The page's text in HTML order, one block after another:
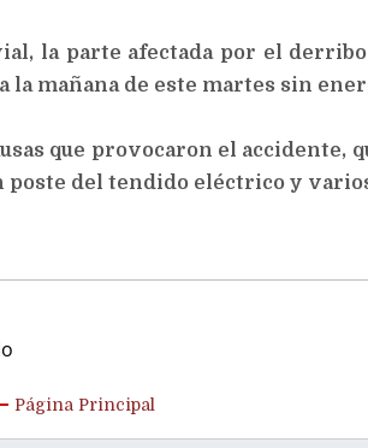
la parte afectada por el
la mañana de este martes sin
que provocaron el accidente,
del tendido eléctrico y
Página Principal